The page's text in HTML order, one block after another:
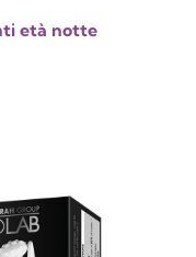
età notte